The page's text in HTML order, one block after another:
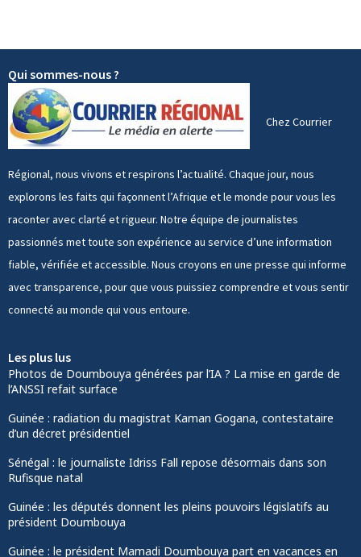
Qui sommes-nous ?
Chez Courrier
Régional, nous vivons et respirons l’actualité. Chaque jour, nous
explorons les faits qui façonnent l’Afrique et le monde pour vous les
raconter avec clarté et rigueur. Notre équipe de journalistes
passionnés met toute son expérience au service d’une information
fiable, vérifiée et accessible. Nous croyons en une presse qui informe
avec transparence, pour que vous puissiez comprendre et vous sentir
connecté au monde qui vous entoure.
Les plus lus
Photos de Doumbouya générées par l’IA ? La mise en garde de
l’ANSSI refait surface
Guinée : radiation du magistrat Kaman Gogana, contestataire
d’un décret présidentiel
Sénégal : le journaliste Idriss Fall repose désormais dans son
Rufisque natal
Guinée : les députés donnent les pleins pouvoirs législatifs au
président Doumbouya
Guinée : le président Mamadi Doumbouya part en vacances en